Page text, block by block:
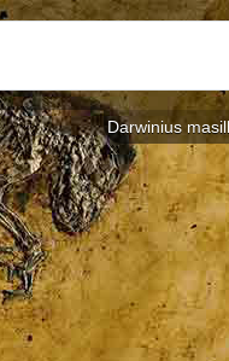
Darwinius